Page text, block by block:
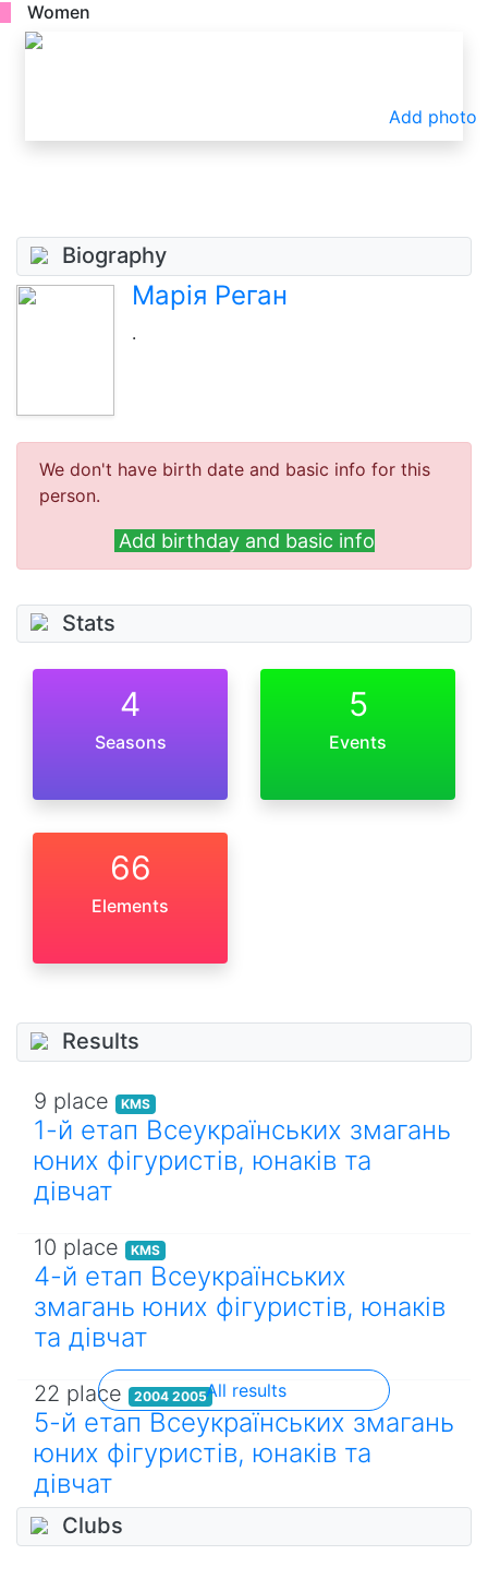
Women
Add photo
Biography
Марія Реган
.
We don't have birth date and basic info for this
person.
Add birthday and basic info
Stats
4
Seasons
5
Events
66
Elements
Results
9 place KMS
1-й етап Всеукраїнських змагань
юних фігуристів, юнаків та
дівчат
10 place KMS
4-й етап Всеукраїнських
змагань юних фігуристів, юнаків
та дівчат
22 place 2004 2005
5-й етап Всеукраїнських змагань
юних фігуристів, юнаків та
дівчат
All results
Clubs